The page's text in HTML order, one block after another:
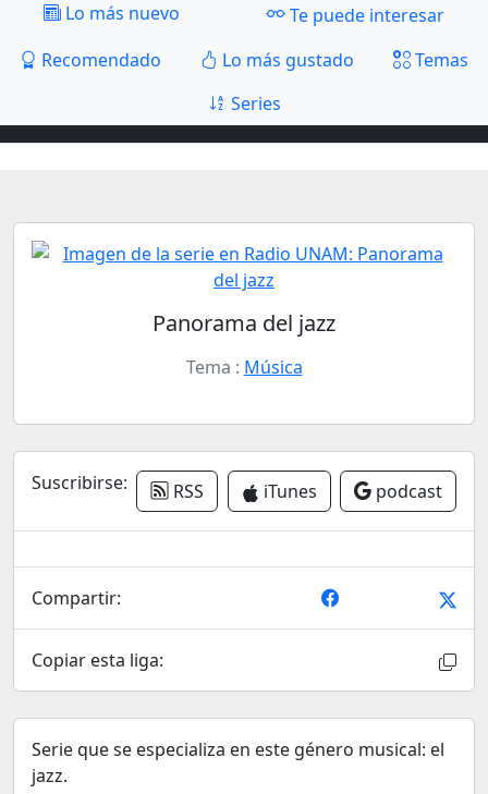
Lo más nuevo
Te puede interesar
Recomendado
Lo más gustado
Temas
Series
Panorama del jazz
Tema : Música
Suscribirse: RSS iTunes podcast
Compartir:
Copiar esta liga:
Serie que se especializa en este género musical: el
jazz.